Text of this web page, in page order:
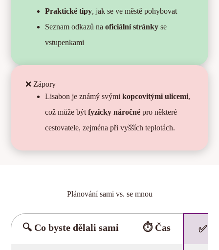
Praktické tipy, jak se ve městě pohybovat
Seznam odkazů naoficiální stránky se
vstupenkami
❌ Zápory
Lisabon je známý svýmikopcovitými ulicemi,
což může být fyzicky náročné pro některé
cestovatele, zejména při vyšších teplotách.
Plánování sami vs. se mnou
🔍 Co byste dělali sami ⏱️ Čas ✅ S